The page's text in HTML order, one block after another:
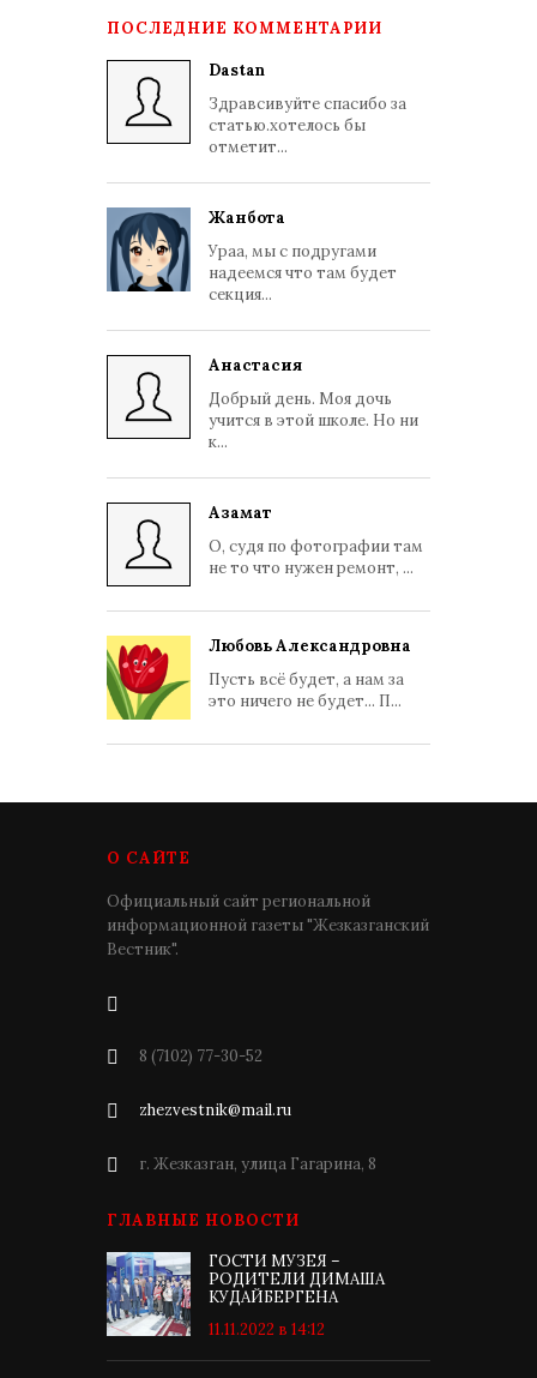
ПОСЛЕДНИЕ КОММЕНТАРИИ
Dastan
Здравсивуйте спасибо за
статью.хотелось бы
отметит...
Жанбота
Ураа, мы с подругами
надеемся что там будет
секция...
Анастасия
Добрый день. Моя дочь
учится в этой школе. Но ни
к...
Азамат
О, судя по фотографии там
не то что нужен ремонт, ...
Любовь Александровна
Пусть всё будет, а нам за
это ничего не будет... П...
О САЙТЕ
Официальный сайт региональной
информационной газеты "Жезказганский
Вестник".
8 (7102) 77-30-52
zhezvestnik@mail.ru
г. Жезказган, улица Гагарина, 8
ГЛАВНЫЕ НОВОСТИ
ГОСТИ МУЗЕЯ –
РОДИТЕЛИ ДИМАША
КУДАЙБЕРГЕНА
11.11.2022 в 14:12